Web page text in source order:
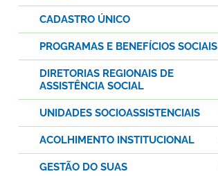
CADASTRO ÚNICO
PROGRAMAS E BENEFÍCIOS SOCIAIS
DIRETORIAS REGIONAIS DE
ASSISTÊNCIA SOCIAL
UNIDADES SOCIOASSISTENCIAIS
ACOLHIMENTO INSTITUCIONAL
GESTÃO DO SUAS